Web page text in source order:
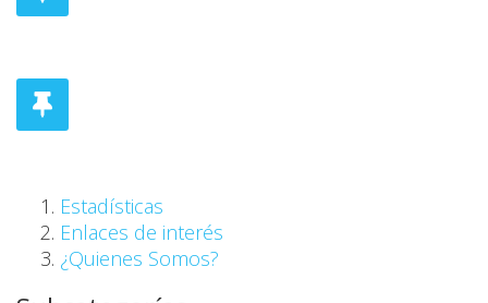
Estadísticas
Enlaces de interés
¿Quienes Somos?